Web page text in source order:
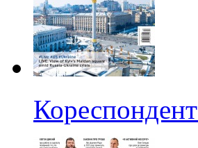
Кореспондент